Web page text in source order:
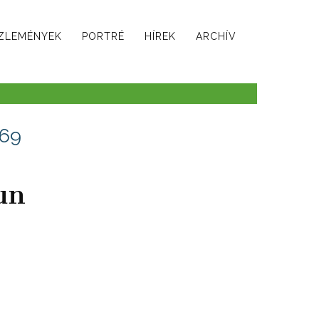
PORTRÉ HÍREK ARCHÍV